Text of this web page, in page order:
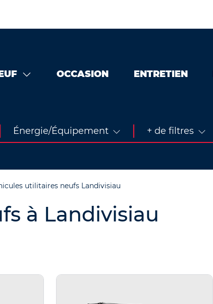
OCCASION ENTRETIEN
Énergie/Équipement + de filtres
utilitaires neufs Landivisiau
à Landivisiau